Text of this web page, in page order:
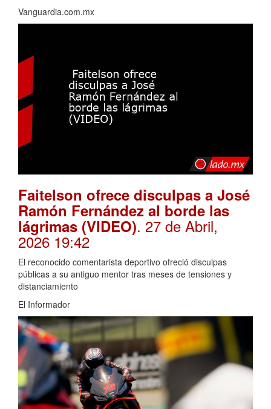
Vanguardia.com.mx
Faitelson ofrece disculpas a José
Ramón Fernández al borde las
lágrimas (VIDEO). 27 de Abril,
2026 19:42
El reconocido comentarista deportivo ofreció disculpas
públicas a su antiguo mentor tras meses de tensiones y
distanciamiento
El Informador